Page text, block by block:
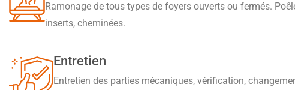
Ramonage de tous types de foyers ouverts ou fermés.
inserts, cheminées.
Entretien
Entretien des parties mécaniques, vérification,